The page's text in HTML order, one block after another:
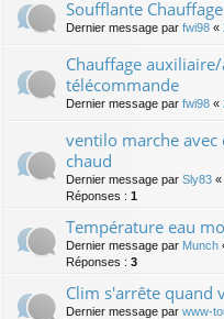
Soufflante
Dernier message par fwi98 «
Chauffage
télécommande
Dernier message par fwi98 «
ventilo marche
chaud
Dernier message par Sly83 «
Réponses : 1
Température eau
Dernier message par Munch
Réponses : 3
Clim s'arrête quand
Dernier message par www-